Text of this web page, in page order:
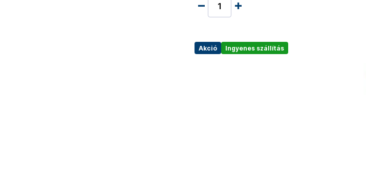
Akció Ingyenes szállítás